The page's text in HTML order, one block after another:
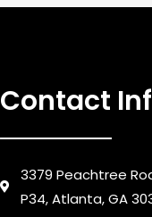
Contact
3379 Peachtree
P34, Atlanta, GA